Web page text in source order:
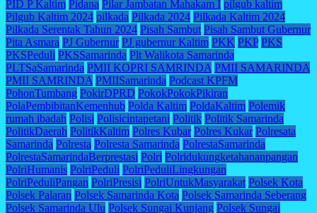
PID P Kaltim Pidana Pilar Jambatan Mahakam I pilgub kaltim
Pilgub Kaltim 2024 pilkada Pilkada 2024 Pilkada Kaltim 2024
Pilkada Serentak Tahun 2024 Pisah Sambut Pisah Sambut Gubernur
Pita Asmara PJ Gubernur PJ gubernur Kaltim PKK PKP PKS
PKSPeduli PKSSamarinda Plt Walikota Samarinda
PLTSaSamarinda PMII KOPRI SAMRINDA PMII SAMARINDA
PMII SAMRINDA PMIISamarinda Podcast KPFM
PohonTumbang PokirDPRD PokokPokokPikiran
PolaPembibitanKemenhub Polda Kaltim PoldaKaltim Polemik
rumah ibadah Polisi Polisicintapetani Politik Politik Samarinda
PolitikDaerah PolitikKaltim Polres Kubar Polres Kukar Polresata
Samarinda Polresta Polresta Samarinda PolrestaSamarinda
PolrestaSamarindaBerprestasi Polri Polridukungketahananpangan
PolriHumanis PolriPeduli PolriPeduliLingkungan
PolriPeduliPangan PolriPresisi PolriUntukMasyarakat Polsek Kota
Polsek Palaran Polsek Samarinda Kota Polsek Samarinda Seberang
Polsek Samarinda Ulu Polsek Sungai Kunjang Polsek Sungai